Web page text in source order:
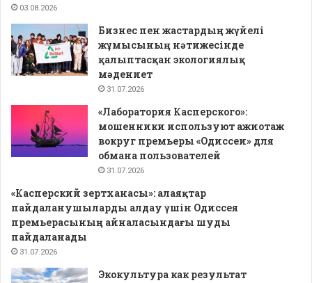
03.08.2026
Бизнес пен жастардың жүйелі
жұмысының нәтижесінде
қалыптасқан экологиялық
мәдениет
31.07.2026
«Лаборатория Касперского»:
мошенники используют ажиотаж
вокруг премьеры «Одиссеи» для
обмана пользователей
31.07.2026
«Касперский зертханасы»: алаяқтар
пайдаланушыларды алдау үшін Одиссея
премьерасының айналасындағы шуды
пайдаланады
31.07.2026
Экокультура как результат